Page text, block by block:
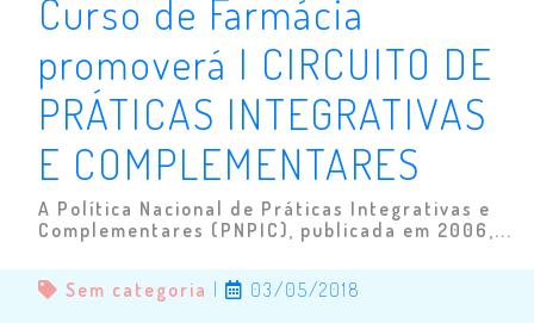
Curso de Farmácia
promoverá I CIRCUITO DE
PRÁTICAS INTEGRATIVAS
E COMPLEMENTARES
A Política Nacional de Práticas Integrativas e
Complementares (PNPIC), publicada em 2006,...
Sem categoria 03/05/2018